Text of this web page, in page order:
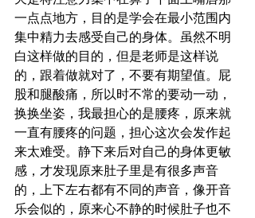
一点点地方，目的是学会在最小范围内
集中精力去感受自己的身体。虽然不明
白这样做的目的，但是老师是这样说
的，跟着做就对了，不要有期望值。屁
股和腿酸痛，所以时不常的要动一动，
换换坐姿，我最担心的是腰疼，原来就
一直有腰疼的问题，担心这次会发作起
来太难受。静下来后对自己的身体更敏
感，才发现原来肚子里是有很多声音
的，上下左右都有不同的声音，像开音
乐会似的，原来心不静的时候肚子也不